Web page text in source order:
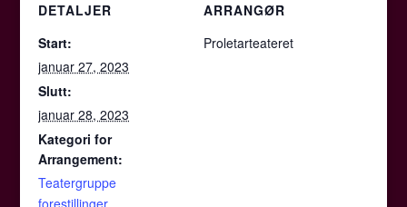
DETALJER
Start:
januar 27, 2023
Slutt:
januar 28, 2023
Kategori for
Arrangement:
Teatergruppe
ARRANGØR
Proletarteateret